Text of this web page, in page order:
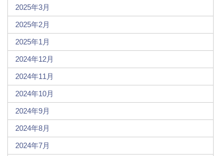
2025年3月
2025年2月
2025年1月
2024年12月
2024年11月
2024年10月
2024年9月
2024年8月
2024年7月